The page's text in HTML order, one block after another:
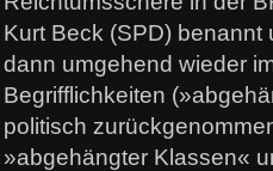
Kurt Beck (SPD)
dann umgehend wieder
Begrifflichkeiten
politisch
»abgehängter Klassen«